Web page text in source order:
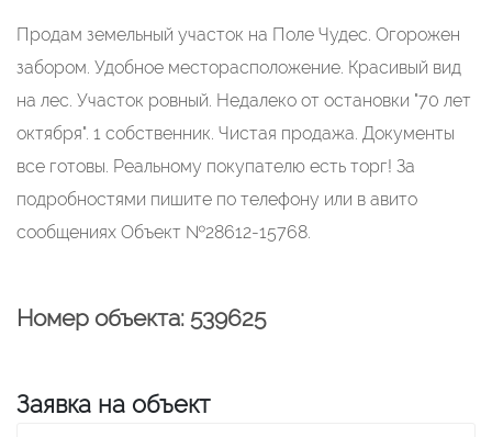
Продам земельный участок на Поле Чудес. Огорожен
забором. Удобное месторасположение. Красивый вид
на лес. Участок ровный. Недалеко от остановки "70 лет
октября". 1 собственник. Чистая продажа. Документы
все готовы. Реальному покупателю есть торг! За
подробностями пишите по телефону или в авито
сообщениях Объект №28612-15768.
Номер объекта: 539625
Заявка на объект